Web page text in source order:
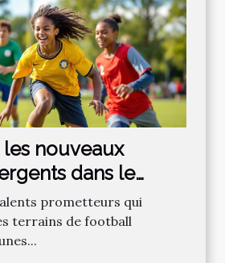
nouveaux
dans le
?
prometteurs qui
terrains de football